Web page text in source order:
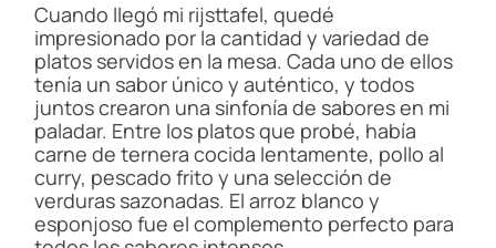
Cuando llegó mi rijsttafel, quedé
impresionado por la cantidad y variedad de
platos servidos en la mesa. Cada uno de ellos
tenía un sabor único y auténtico, y todos
juntos crearon una sinfonía de sabores en mi
paladar. Entre los platos que probé, había
carne de ternera cocida lentamente, pollo al
curry, pescado frito y una selección de
verduras sazonadas. El arroz blanco y
esponjoso fue el complemento perfecto para